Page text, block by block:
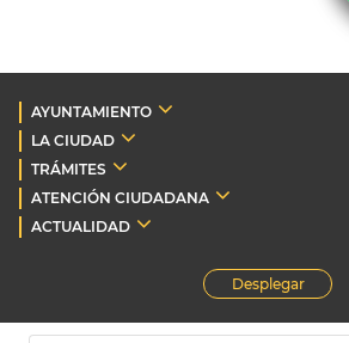
AYUNTAMIENTO
LA CIUDAD
TRÁMITES
ATENCIÓN CIUDADANA
ACTUALIDAD
Desplegar